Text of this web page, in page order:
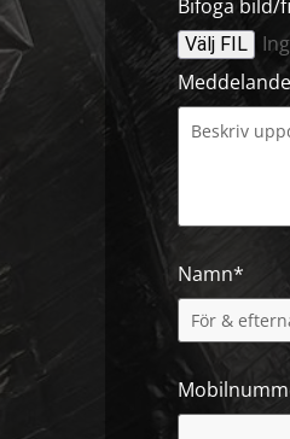
Bifoga bild/
Välj FIL
Meddelande
Namn*